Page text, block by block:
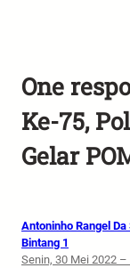
One
Ke-75,
Gelar
Antoninho Rangel
Bintang 1
Senin, 30 Mei 2022 –